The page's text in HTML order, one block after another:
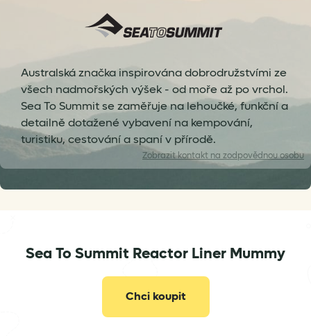
Australská značka inspirována dobrodružstvími ze
všech nadmořských výšek - od moře až po vrchol.
Sea To Summit se zaměřuje na lehoučké, funkční a
detailně dotažené vybavení na kempování,
turistiku, cestování a spaní v přírodě.
Zobrazitkontakt na zodpovědnou osobu
info@seatosummit.eu
Sea To Summit Reactor Liner Mummy
Chci koupit